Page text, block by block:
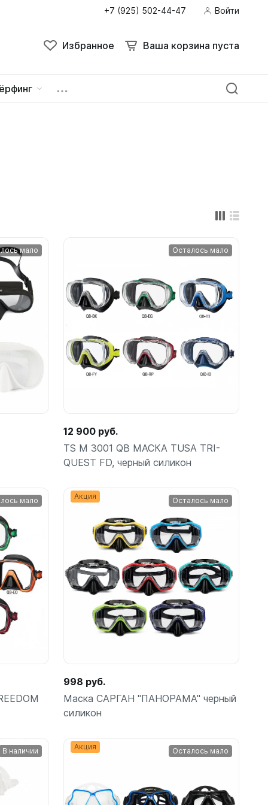
+7 (925) 502-44-47 Войти
Избранное Ваша корзина пуста
мало Осталось мало
Подробнее
12 900 руб.
TS M 3001 QB МАСКА TUSA TRI-
QUEST FD, черный силикон
мало Акция Осталось мало
998 руб.
Маска САРГАН "ПАНОРАМА" черный
силикон
В наличии Акция Осталось мало